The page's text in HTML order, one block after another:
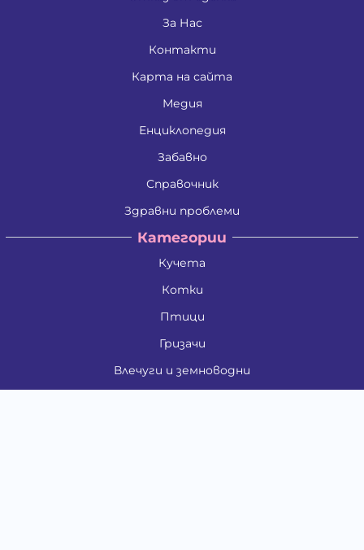
За Нас
Контакти
Карта на сайта
Медия
Енциклопедия
Забавно
Справочник
Здравни проблеми
Категории
Кучета
Котки
Птици
Гризачи
Влечуги и земноводни